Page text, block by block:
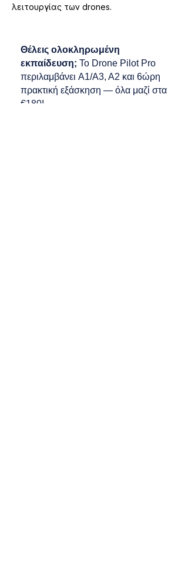
λειτουργίας των drones.
Θέλεις ολοκληρωμένη
εκπαίδευση; Το Drone Pilot Pro
περιλαμβάνει A1/A3, A2 και 6ώρη
πρακτική εξάσκηση — όλα μαζί στα
€180!